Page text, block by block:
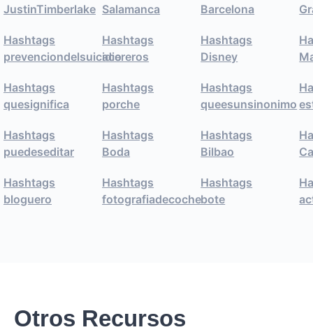
JustinTimberlake Salamanca
Barcelona
Hashtags
prevenciondelsuicidio
Hashtags
acereros
Hashtags
Disney
Hashtags
quesignifica
Hashtags
porche
Hashtags
queesunsinonimo
Hashtags
puedeseditar
Hashtags
Boda
Hashtags
Bilbao
Hashtags
bloguero
Hashtags
fotografiadecoche
Hashtags
bote
Otros Recursos